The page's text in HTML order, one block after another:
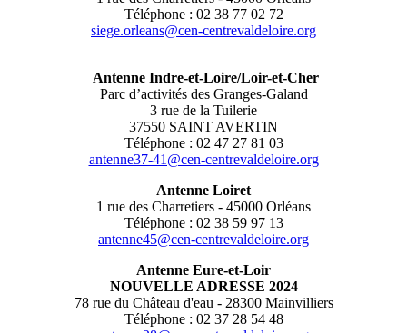
Téléphone : 02 38 77 02 72
siege.orleans@cen-centrevaldeloire.org
Antenne Indre-et-Loire/Loir-et-Cher
Parc d’activités des Granges-Galand
3 rue de la Tuilerie
37550 SAINT AVERTIN
Téléphone : 02 47 27 81 03
antenne37-41@cen-centrevaldeloire.org
Antenne Loiret
1 rue des Charretiers - 45000 Orléans
Téléphone : 02 38 59 97 13
antenne45@cen-centrevaldeloire.org
Antenne Eure-et-Loir
NOUVELLE ADRESSE 2024
78 rue du Château d'eau - 28300 Mainvilliers
Téléphone : 02 37 28 54 48